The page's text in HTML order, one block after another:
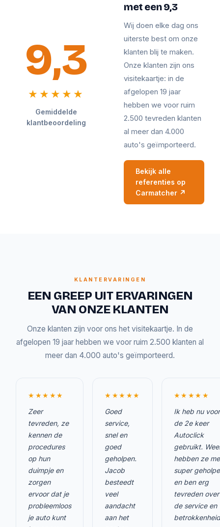
9,3
★★★★★
Gemiddelde
klantbeoordeling
met een 9,3
Wij doen elke dag ons
uiterste best om onze
klanten blij te maken.
Onze klanten zijn ons
visitekaartje: in de
afgelopen 19 jaar
hebben we voor ruim
2.500 tevreden klanten
al meer dan 4.000
auto's geïmporteerd.
Bekijk alle
referenties op
Carmatcher ↗
KLANTERVARINGEN
EEN GREEP UIT ERVARINGEN
VAN ONZE KLANTEN
Onze klanten zijn voor ons het visitekaartje. In de
afgelopen 19 jaar hebben we voor ruim 2.500 klanten al
meer dan 4.000 auto's geïmporteerd.
★★★★★
Zeer
tevreden, ze
kennen de
procedures
op hun
duimpje en
zorgen
ervoor dat je
probleemloos
je auto kunt
★★★★★
Goed
service,
snel en
goed
geholpen.
Jacob
besteedt
veel
aandacht
aan het
★★★★★
Ik heb nu voor
de 2e keer
Autoclick
gebruikt.
hebben ze me
super
en ben erg
tevreden over
de service en